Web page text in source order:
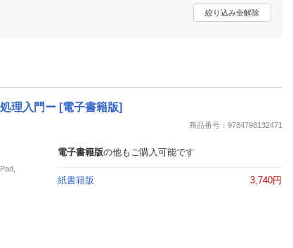
動画配信ガイド
推し楽
絞り込み全解除
理入門ー [電子書籍版]
商品番号：9784798132471
電子書籍版の他もご購入可能です
紙書籍版 3,740円